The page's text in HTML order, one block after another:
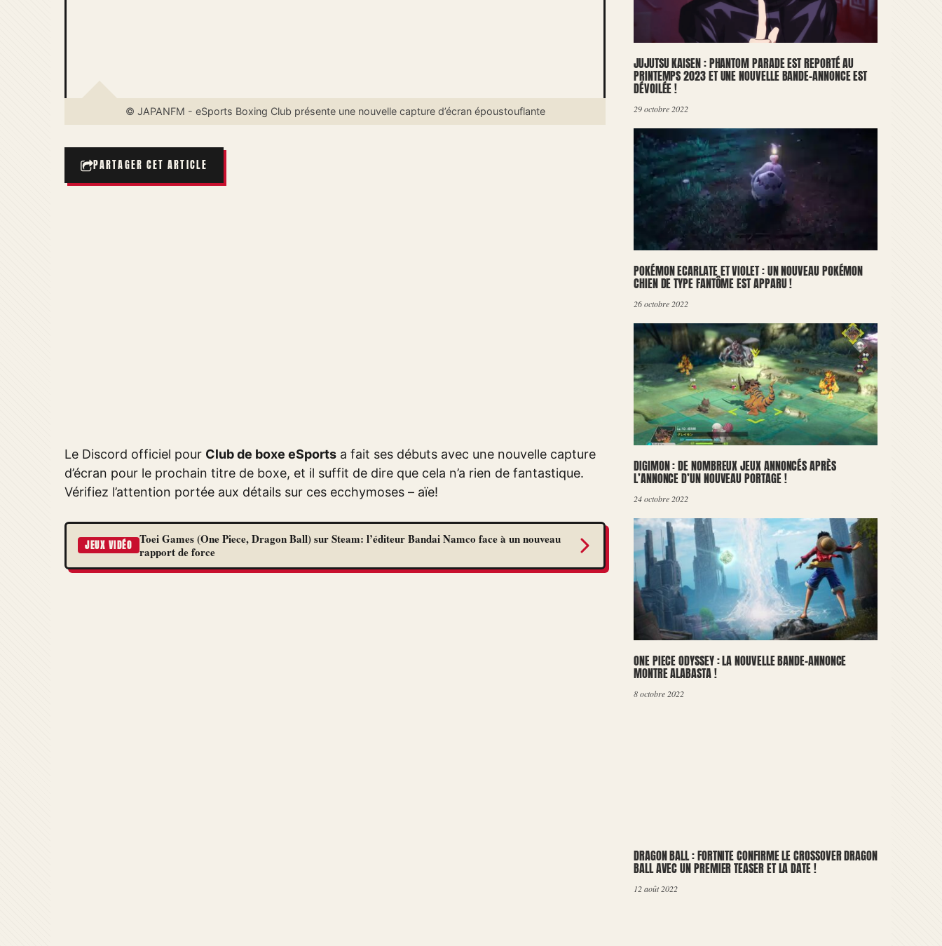
© JAPANFM - eSports Boxing Club présente une nouvelle capture d’écran époustouflante
PARTAGER CET ARTICLE
Le Discord officiel pour Club de boxe eSports a fait ses débuts avec une nouvelle capture
d’écran pour le prochain titre de boxe, et il suffit de dire que cela n’a rien de fantastique.
Vérifiez l’attention portée aux détails sur ces ecchymoses – aïe!
JEUX VIDÉO Toei Games (One Piece, Dragon Ball) sur Steam: l’éditeur Bandai Namco face à un nouveau
rapport de force
JUJUTSU KAISEN : PHANTOM PARADE EST REPORTÉ AU
PRINTEMPS 2023 ET UNE NOUVELLE BANDE-ANNONCE EST
DÉVOILÉE !
29 octobre 2022
POKÉMON ECARLATE ET VIOLET : UN NOUVEAU POKÉMON
CHIEN DE TYPE FANTÔME EST APPARU !
26 octobre 2022
DIGIMON : DE NOMBREUX JEUX ANNONCÉS APRÈS
L’ANNONCE D’UN NOUVEAU PORTAGE !
24 octobre 2022
ONE PIECE ODYSSEY : LA NOUVELLE BANDE-ANNONCE
MONTRE ALABASTA !
8 octobre 2022
DRAGON BALL : FORTNITE CONFIRME LE CROSSOVER DRAGON
BALL AVEC UN PREMIER TEASER ET LA DATE !
12 août 2022